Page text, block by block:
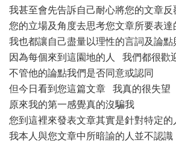
我甚至會先告訴自己耐心將您的文章
您的立場及角度去思考您文章所要表達
我也都讓自己盡量以理性的言詞及論點
因為每個來到這園地的人 我們都很歡
不管他的論點我們是否同意或認同
但今日看到您這篇文章 我真的很失望
原來我的第一感覺真的沒騙我
您到這裡來發表文章其實是針對特定的
我本人與您文章中所暗諭的人並不認